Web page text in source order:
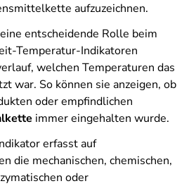
aufzuzeichnen.
entscheidende Rolle beim
Temperatur-Indikatoren
welchen Temperaturen das
war. So können sie anzeigen, ob
oder empfindlichen
immer eingehalten wurde.
erfasst auf
die mechanischen, chemischen,
oder